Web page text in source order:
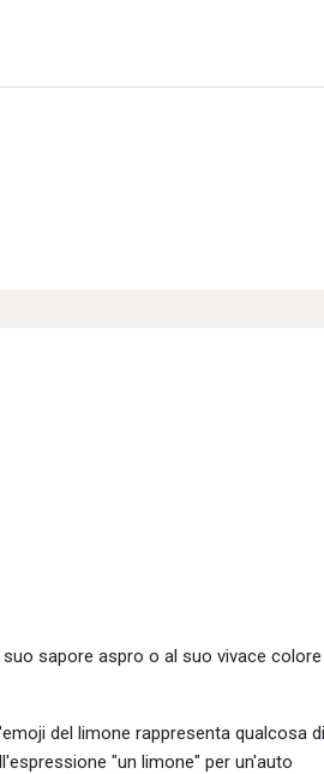
sapore aspro o al suo vivace colore
del limone rappresenta qualcosa di
"un limone" per un'auto